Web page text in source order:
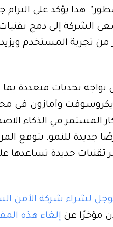
هذا يؤكد على التزام
الشركة إلى دمج تقنيات
من تجربة المستخدم
تواجه تحديات متعددة
وأمازون في
المستمر في الذكاء
جديدة للنمو. يتوقع
تقنيات جديدة تساعدها
لشراء شركة الأمن
مؤخرًا عن إلغاء هذه